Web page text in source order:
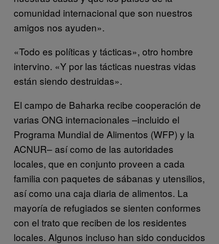
comunidad internacional que son nuestros
amigos nos ayuden».
«Todo es políticas y tácticas», otro hombre
intervino. «Y por las tácticas nuestras vidas
están siendo destruidas».
El campo de Baharka recibe cooperación de
varias ONG internacionales –incluido el
Programa Mundial de Alimentos (WFP) y la
ACNUR– así como de las autoridades
locales, que en conjunto proveen a cada
familia con paquetes de sábanas y utensilios,
así como una caja diaria de alimentos. La
mayoría de refugiados se sienten conformes
con el trato que reciben de los residentes
locales. Algunos incluso han sido conducidos